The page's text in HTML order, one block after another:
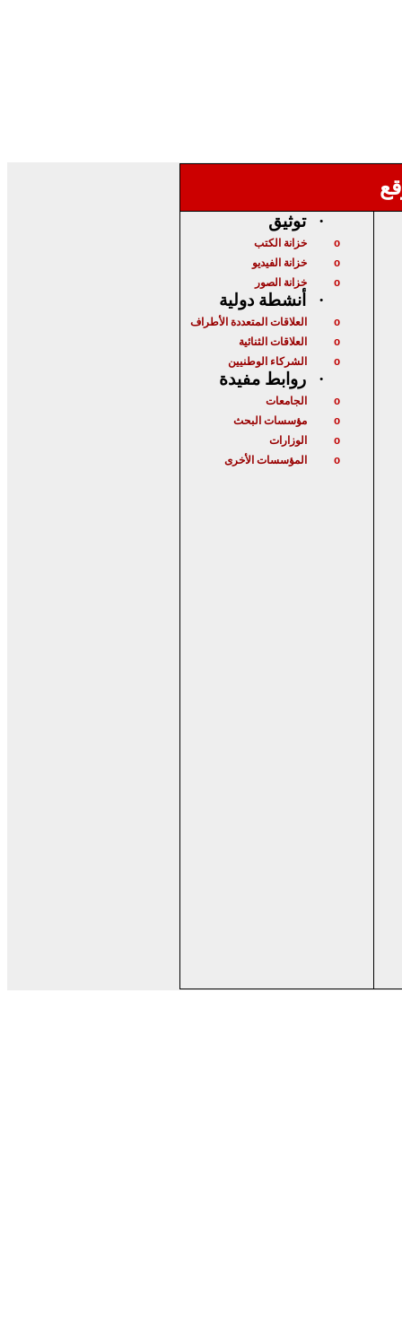
· توثيق
o خزانة الكتب
o خزانة الفيديو
o خزانة الصور
· أنشطة دولية
o العلاقات المتعددة الأطراف
o العلاقات الثنائية
o الشركاء الوطنيين
· روابط مفيدة
o الجامعات
o مؤسسات البحث
o الوزارات
o المؤسسات الأخرى